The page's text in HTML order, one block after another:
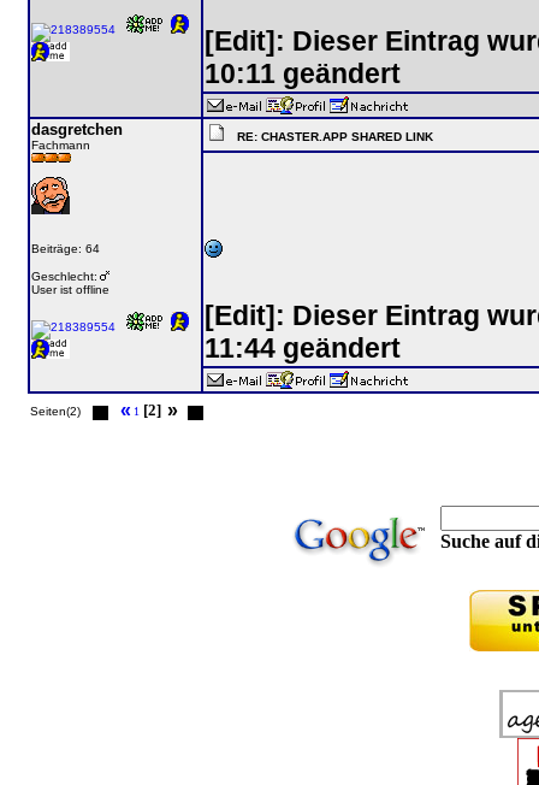
[Edit]: Dieser Eintrag
10:11 geändert
dasgretchen
Fachmann
Beiträge: 64
Geschlecht:
User ist offline
RE: CHASTER.APP SHARED LINK
[Edit]: Dieser Eintrag
11:44 geändert
Seiten(2) « 1 [2] »
Suche auf